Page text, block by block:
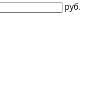
руб.